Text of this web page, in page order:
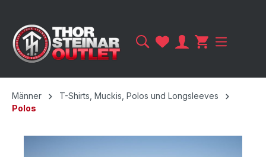
Männer
T-Shirts, Muckis, Polos und Longsleeves
Polos